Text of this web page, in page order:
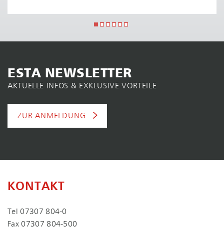
ESTA NEWSLETTER
AKTUELLE INFOS & EXKLUSIVE VORTEILE
ZUR ANMELDUNG
KONTAKT
Tel 07307 804-0
Fax 07307 804-500